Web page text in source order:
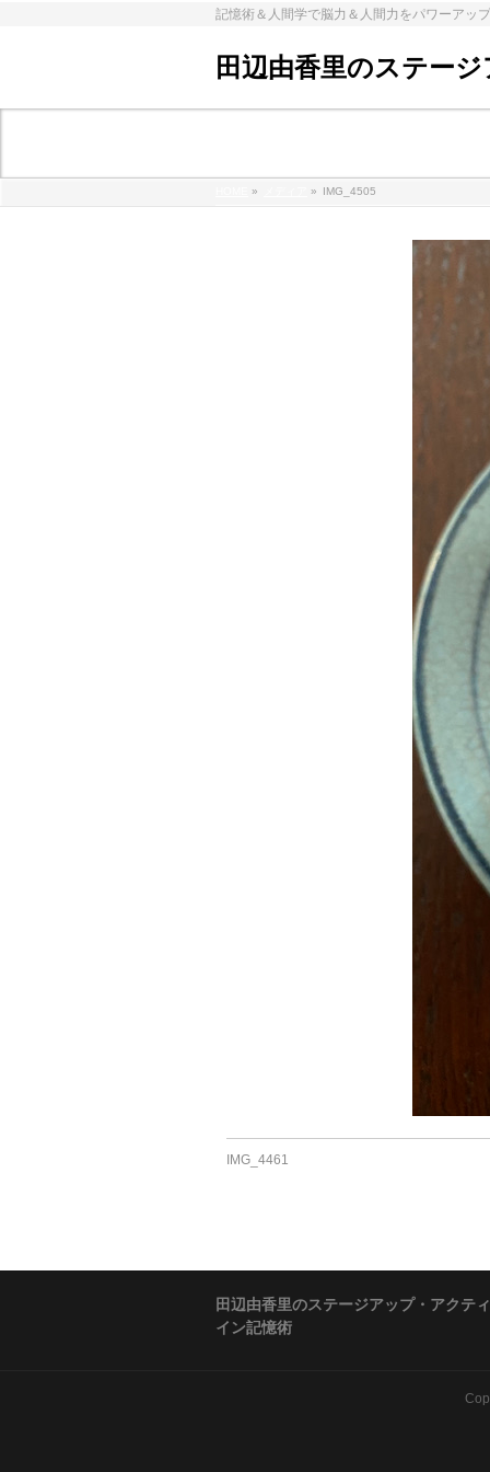
記憶術＆人間学で脳力＆人間力をパワーアッ
田辺由香里のステー
» » IMG_4505
IMG_4461
田辺由香里のステージアップ・アクテ
イン記憶術